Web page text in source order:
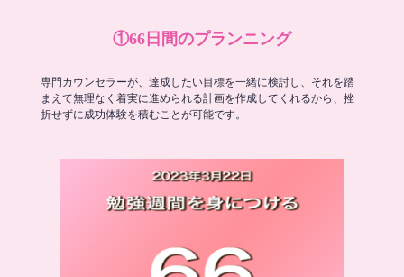
①66日間のプランニング
専門カウンセラーが、達成したい目標を一緒に検討し、それを踏
まえて無理なく着実に進められる計画を作成してくれるから、挫
折せずに成功体験を積むことが可能です。